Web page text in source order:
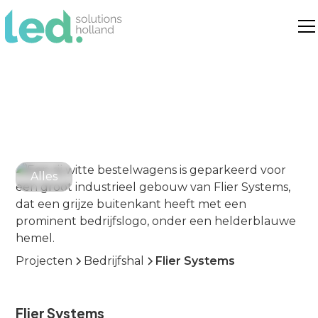
Projecten Bedrijfshal Flier Systems
Alles
Flier Systems